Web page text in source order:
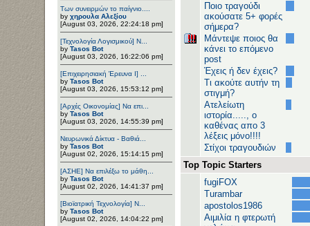
Των συνειρμών το παίγνιο....
by χηρουλα Αλεξίου
[August 03, 2026, 22:24:18 pm]
[Τεχνολογία Λογισμικού] Ν...
by Tasos Bot
[August 03, 2026, 16:22:06 pm]
[Επιχειρησιακή Έρευνα Ι] ...
by Tasos Bot
[August 03, 2026, 15:53:12 pm]
[Αρχές Οικονομίας] Να επι...
by Tasos Bot
[August 03, 2026, 14:55:39 pm]
Νευρωνικά Δίκτυα - Βαθιά...
by Tasos Bot
[August 02, 2026, 15:14:15 pm]
[ΑΣΗΕ] Να επιλέξω το μάθη...
by Tasos Bot
[August 02, 2026, 14:41:37 pm]
[Βιοϊατρική Τεχνολογία] Ν...
by Tasos Bot
[August 02, 2026, 14:04:22 pm]
Ποιο τραγούδι
ακούσατε 5+ φορές
σήμερα?
Μάντεψε ποιος θα
κάνει το επόμενο
post
Έχεις ή δεν έχεις?
Τι ακούτε αυτήν τη
στιγμή?
Ατελείωτη
ιστορία....., ο
καθένας απο 3
λέξεις μόνο!!!!
Στίχοι τραγουδιών
Top Topic Starters
fugiFOX
Turambar
apostolos1986
Αιμιλία η φτερωτή